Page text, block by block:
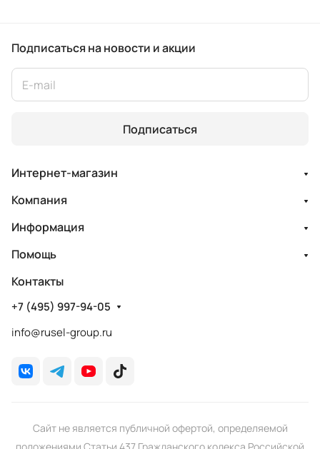
Подписаться на новости и акции
Подписаться
Интернет-магазин
Компания
Информация
Помощь
Контакты
+7 (495) 997-94-05
info@rusel-group.ru
Сайт не является публичной офертой, определяемой